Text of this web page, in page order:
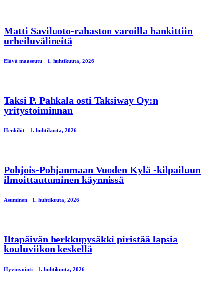
Matti Saviluoto-rahaston varoilla hankittiin
urheiluvälineitä
Elävä maaseutu 1. huhtikuuta, 2026
Taksi P. Pahkala osti Taksiway Oy:n
yritystoiminnan
Henkilöt 1. huhtikuuta, 2026
Pohjois-Pohjanmaan Vuoden Kylä -kilpailuun
ilmoittautuminen käynnissä
Asuminen 1. huhtikuuta, 2026
Iltapäivän herkkupysäkki piristää lapsia
kouluviikon keskellä
Hyvinvointi 1. huhtikuuta, 2026